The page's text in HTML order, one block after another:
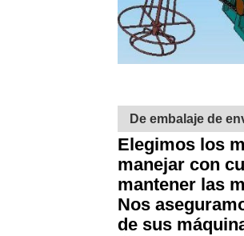
De embalaje de
Elegimos los
manejar con
mantener las
Nos
de sus